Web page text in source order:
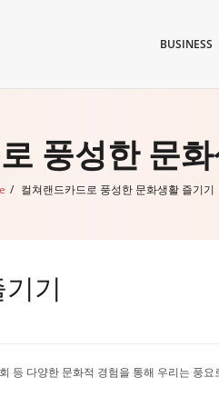
BUSINESS
풍성한 문
/ 컬쳐랜드카드로 풍성한 문화생활 즐기기
기
등 다양한 문화적 경험을 통해 우리는 풍